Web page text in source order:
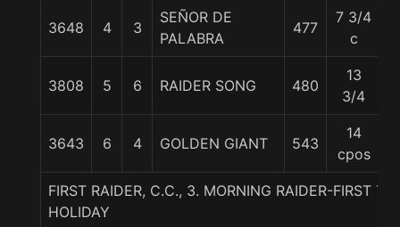
3648 4 3
SEÑOR DE
PALABRA
477
7 3/4
c
3808 5 6 RAIDER SONG 480
13
3/4
3643 6 4 GOLDEN GIANT 543
14
cpos
FIRST RAIDER, C.C., 3. MORNING RAIDER-FIRST
HOLIDAY